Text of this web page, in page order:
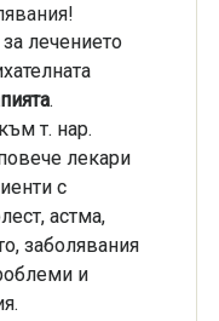
лечението
.
т. нар.
лекари
с
астма,
заболявания
и